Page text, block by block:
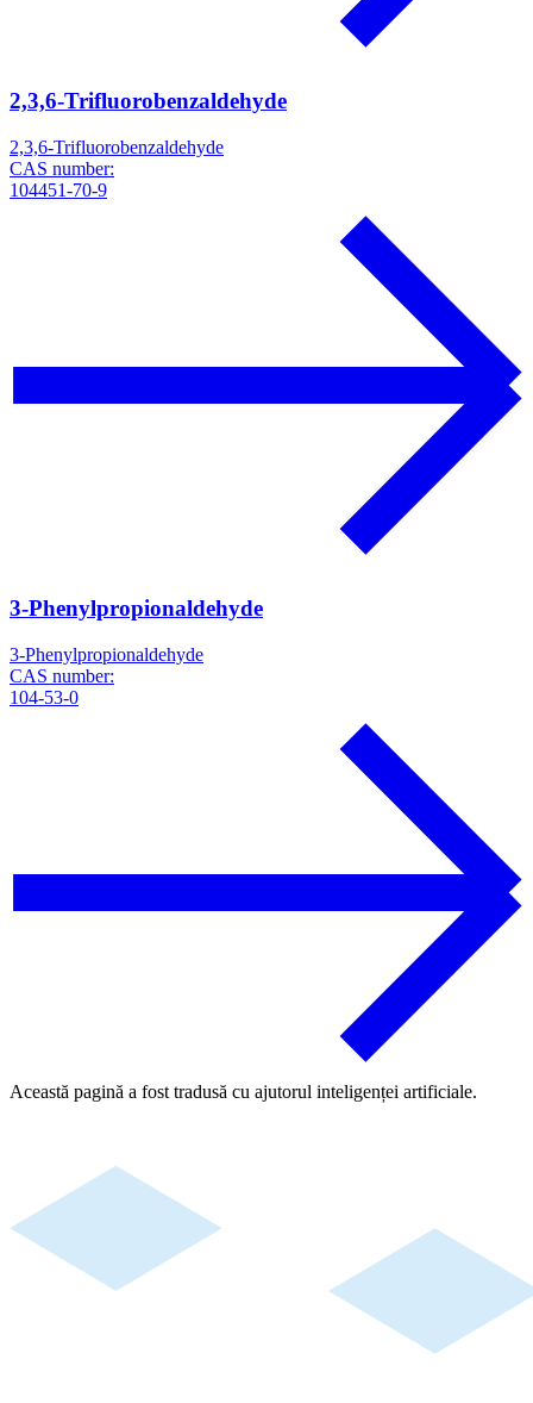
2,3,6-Trifluorobenzaldehyde
2,3,6-Trifluorobenzaldehyde
CAS number:
104451-70-9
3-Phenylpropionaldehyde
3-Phenylpropionaldehyde
CAS number:
104-53-0
Această pagină a fost tradusă cu ajutorul inteligenței artificiale.